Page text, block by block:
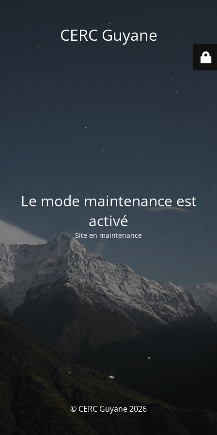
CERC Guyane
Le mode maintenance est
activé
Site en maintenance
© CERC Guyane 2026